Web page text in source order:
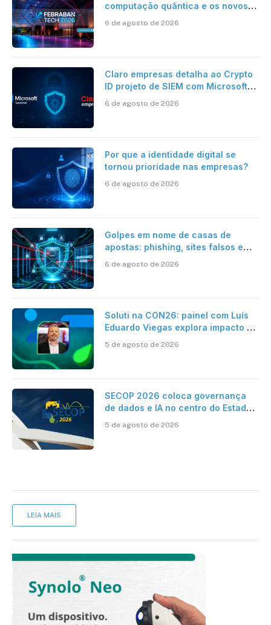
computação quântica e os novos
6 de agosto de 2026
Claro empresas detalha ao Crypto
ID projeto de SIEM com Microsoft
automatizada
6 de agosto de 2026
Por que a identidade digital se
tornou prioridade nas empresas?
6 de agosto de 2026
Golpes em nome de casas de
apostas: phishing, sites falsos e
6 de agosto de 2026
Soluti na CON26: painel com Luís
Eduardo Viegas explora impacto de
Contabilidade
5 de agosto de 2026
SECOP 2026 coloca governança
de dados e IA no centro do Estado
5 de agosto de 2026
LEIA MAIS